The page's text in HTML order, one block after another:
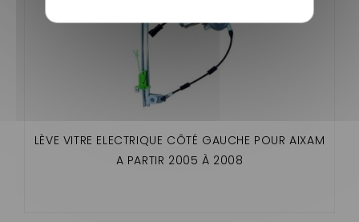
LÈVE VITRE ELECTRIQUE CÔTÉ GAUCHE POUR AIXAM
A PARTIR 2005 À 2008